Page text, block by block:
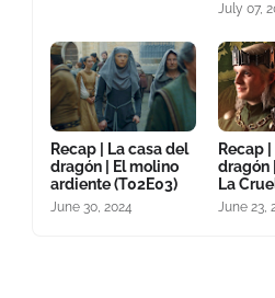
July 07,
Recap | La casa del
dragón | El molino
ardiente (T02E03)
June 30, 2024
Recap
dragón
La
June 23,